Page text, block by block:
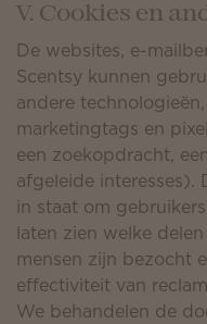
V. Cookies en
De websites, e-
Scentsy kunnen
andere
marketingtags en
een zoekopdracht,
afgeleide interesses).
in staat om
laten zien welke
mensen zijn bezocht
effectiviteit van
We behandelen de